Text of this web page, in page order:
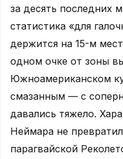
за десять последних
статистика «для
держится на 15-м
одном очке от зоны
Южноамериканском
смазанным — с
давались тяжело.
Неймара не
парагвайской